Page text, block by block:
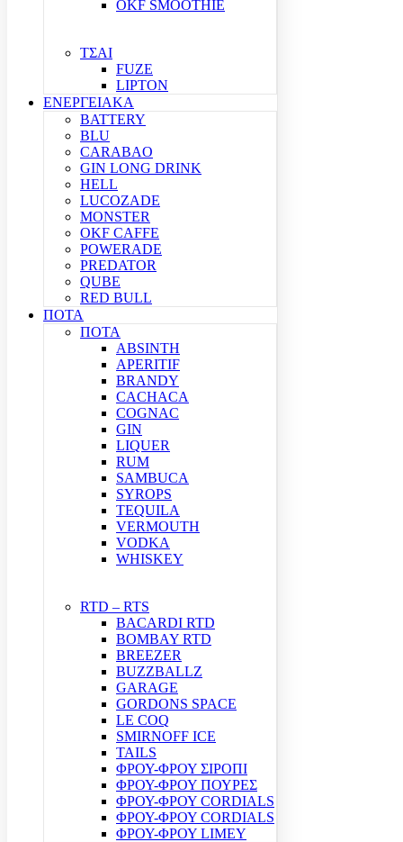
OKF SMOOTHIE
ΤΣΑΙ
FUZE
LIPTON
ΕΝΕΡΓΕΙΑΚΑ
BATTERY
BLU
CARABAO
GIN LONG DRINK
HELL
LUCOZADE
MONSTER
OKF CAFFE
POWERADE
PREDATOR
QUBE
RED BULL
ΠΟΤΑ
ΠΟΤΑ
ABSINTH
APERITIF
BRANDY
CACHACA
COGNAC
GIN
LIQUER
RUM
SAMBUCA
SYROPS
TEQUILA
VERMOUTH
VODKA
WHISKEY
RTD – RTS
BACARDI RTD
BOMBAY RTD
BREEZER
BUZZBALLZ
GARAGE
GORDONS SPACE
LE COQ
SMIRNOFF ICE
TAILS
ΦΡΟΥ-ΦΡΟΥ ΣΙΡΟΠΙ
ΦΡΟΥ-ΦΡΟΥ ΠΟΥΡΕΣ
ΦΡΟΥ-ΦΡΟΥ CORDIALS
ΦΡΟΥ-ΦΡΟΥ CORDIALS
ΦΡΟΥ-ΦΡΟΥ LIMEY